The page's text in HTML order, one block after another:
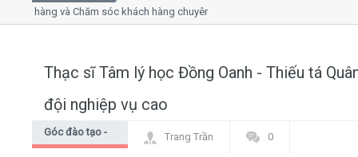
Close
Home
và Chăm sóc khách hàng chuyên nghiệp
Thạc sĩ Tâm lý học Đồng Oanh - Thiếu tá
đội nghiệp vụ cao
Góc đào tạo -
Trang Trần 0